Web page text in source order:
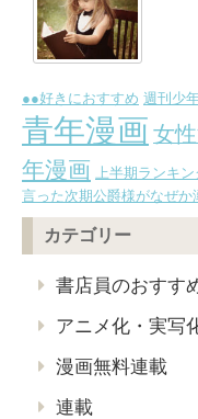
●●好きにおすすめ 週刊少
青年漫画 女
年漫画
上半期ランキ
言った次期公爵様がなぜか
カテゴリー
書店員のおすす
アニメ化・実写
漫画無料連載
連載